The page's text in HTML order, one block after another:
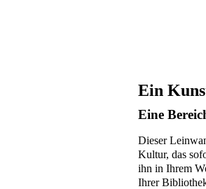
Ein
Eine
Dieser
Kultur, das
ihn in Ihrem
Ihrer